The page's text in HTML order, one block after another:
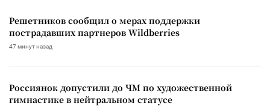
Решетников сообщил о мерах поддержки
пострадавших партнеров Wildberries
47 минут назад
Россиянок допустили до ЧМ по художественной
гимнастике в нейтральном статусе